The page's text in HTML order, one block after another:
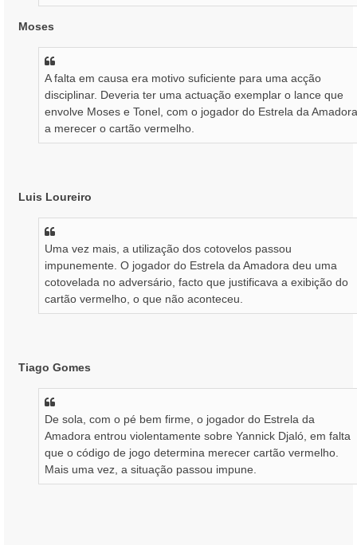
Moses
A falta em causa era motivo suficiente para uma acção
disciplinar. Deveria ter uma actuação exemplar o lance que
envolve Moses e Tonel, com o jogador do Estrela da Amadora
a merecer o cartão vermelho.
Luis Loureiro
Uma vez mais, a utilização dos cotovelos passou
impunemente. O jogador do Estrela da Amadora deu uma
cotovelada no adversário, facto que justificava a exibição do
cartão vermelho, o que não aconteceu.
Tiago Gomes
De sola, com o pé bem firme, o jogador do Estrela da
Amadora entrou violentamente sobre Yannick Djaló, em falta
que o código de jogo determina merecer cartão vermelho.
Mais uma vez, a situação passou impune.